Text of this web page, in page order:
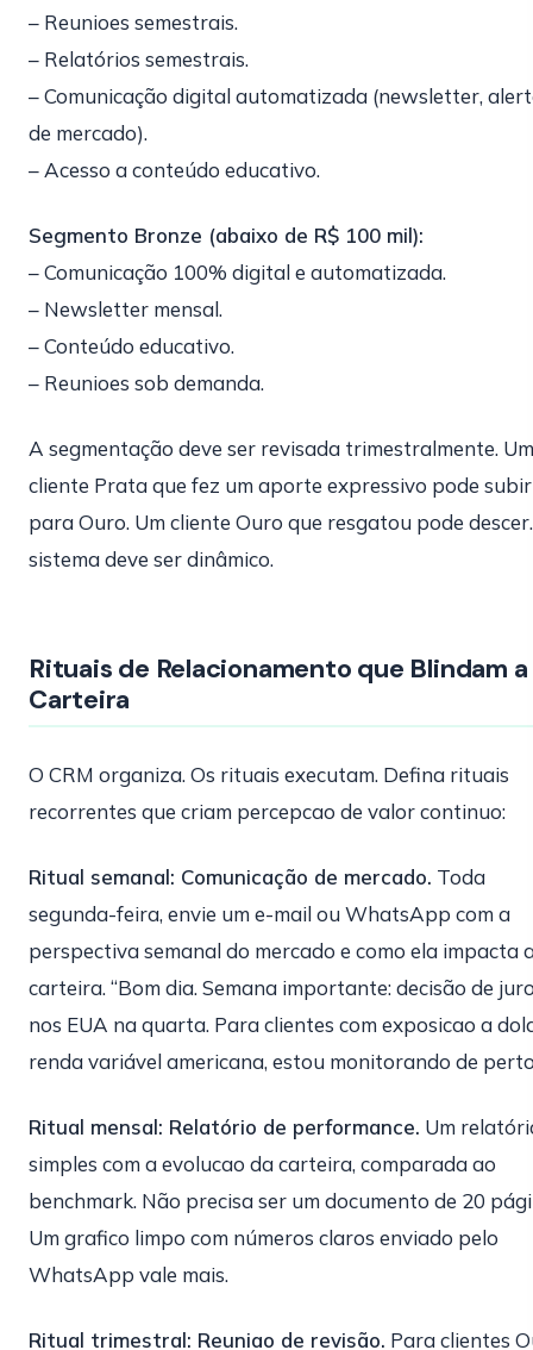
– Reunioes semestrais.
– Relatórios semestrais.
– Comunicação digital automatizada (newsletter,
de mercado).
– Acesso a conteúdo educativo.
Segmento Bronze (abaixo de R$ 100 mil):
– Comunicação 100% digital e automatizada.
– Newsletter mensal.
– Conteúdo educativo.
– Reunioes sob demanda.
A segmentação deve ser revisada trimestralmente. Um
cliente Prata que fez um aporte expressivo pode subir
para Ouro. Um cliente Ouro que resgatou pode
sistema deve ser dinâmico.
Rituais de Relacionamento que Blindam a
Carteira
O CRM organiza. Os rituais executam. Defina rituais
recorrentes que criam percepcao de valor continuo:
Ritual semanal: Comunicação de mercado. Toda
segunda-feira, envie um e-mail ou WhatsApp com a
perspectiva semanal do mercado e como ela impacta
carteira. “Bom dia. Semana importante: decisão de
nos EUA na quarta. Para clientes com exposicao a
renda variável americana, estou monitorando de
Ritual mensal: Relatório de performance. Um
simples com a evolucao da carteira, comparada ao
benchmark. Não precisa ser um documento de 20
Um grafico limpo com números claros enviado pelo
WhatsApp vale mais.
Ritual trimestral: Reuniao de revisão. Para clientes